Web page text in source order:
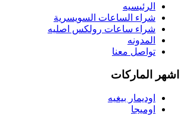
الرئيسيه
شراء الساعات السويسرية
شراء ساعات رولكس اصليه
المدونه
تواصل معنا
اشهر الماركات
اوديمار بيغيه
اوميجا